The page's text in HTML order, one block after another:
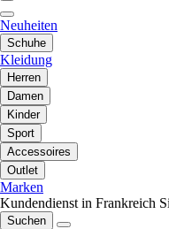
Neuheiten
Schuhe
Kleidung
Herren
Damen
Kinder
Sport
Accessoires
Outlet
Marken
Kundendienst in Frankreich
Suchen